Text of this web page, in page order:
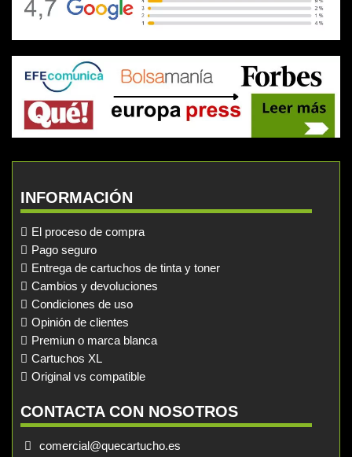
INFORMACIÓN
El proceso de compra
Pago seguro
Entrega de cartuchos de tinta y toner
Cambios y devoluciones
Condiciones de uso
Opinión de clientes
Premiun o marca blanca
Cartuchos XL
Original vs compatible
CONTACTA CON NOSOTROS
comercial@quecartucho.es